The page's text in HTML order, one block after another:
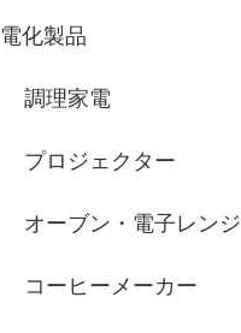
電化製品
調理家電
プロジェクター
オーブン・電子レンジ
コーヒーメーカー